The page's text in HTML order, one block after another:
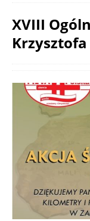
XVIII
Krzysztofa